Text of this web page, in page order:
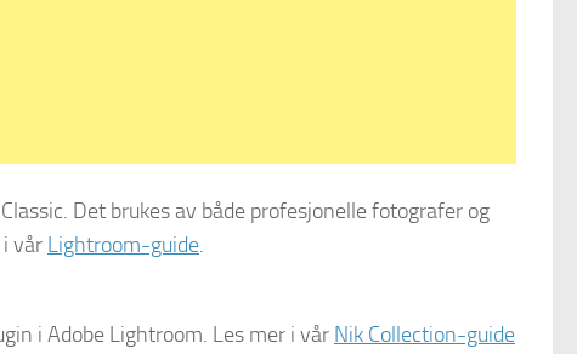
Det brukes av både profesjonelle fotografer og
vår Lightroom-guide.
i Adobe Lightroom. Les mer i vår Nik Collection-guide